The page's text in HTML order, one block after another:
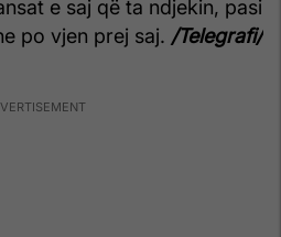
e saj që ta ndjekin, pasi
po vjen prej saj. /Telegrafi/